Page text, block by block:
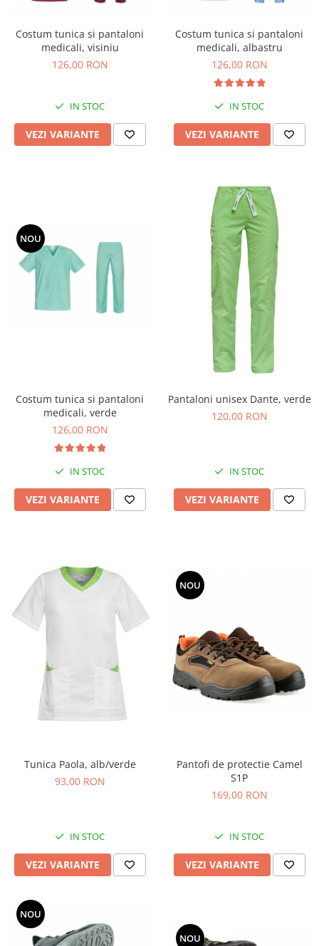
Costum tunica si pantaloni
medicali, visiniu
126,00 RON
IN STOC
VEZI VARIANTE
Costum tunica si pantaloni
medicali, albastru
126,00 RON
IN STOC
VEZI VARIANTE
NOU
Costum tunica si pantaloni
medicali, verde
126,00 RON
IN STOC
VEZI VARIANTE
Pantaloni unisex Dante, verde
120,00 RON
IN STOC
VEZI VARIANTE
Tunica Paola, alb/verde
93,00 RON
IN STOC
VEZI VARIANTE
NOU
Pantofi de protectie Camel
S1P
169,00 RON
IN STOC
VEZI VARIANTE
NOU
NOU